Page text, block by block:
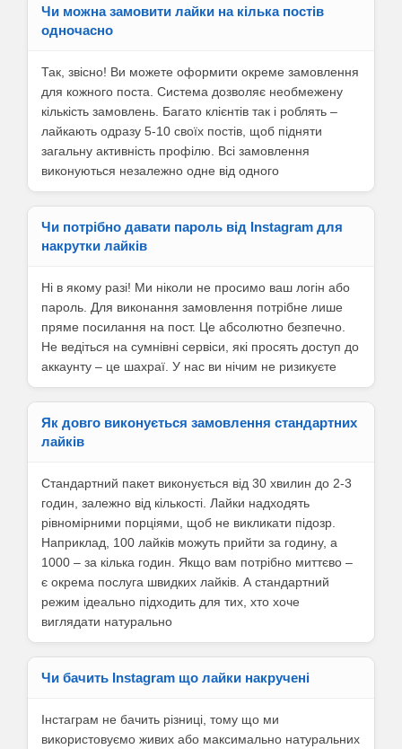
Чи можна замовити лайки на кілька постів
одночасно
Так, звісно! Ви можете оформити окреме замовлення
для кожного поста. Система дозволяє необмежену
кількість замовлень. Багато клієнтів так і роблять –
лайкають одразу 5-10 своїх постів, щоб підняти
загальну активність профілю. Всі замовлення
виконуються незалежно одне від одного
Чи потрібно давати пароль від Instagram для
накрутки лайків
Ні в якому разі! Ми ніколи не просимо ваш логін або
пароль. Для виконання замовлення потрібне лише
пряме посилання на пост. Це абсолютно безпечно.
Не ведіться на сумнівні сервіси, які просять доступ до
аккаунту – це шахраї. У нас ви нічим не ризикуєте
Як довго виконується замовлення стандартних
лайків
Стандартний пакет виконується від 30 хвилин до 2-3
годин, залежно від кількості. Лайки надходять
рівномірними порціями, щоб не викликати підозр.
Наприклад, 100 лайків можуть прийти за годину, а
1000 – за кілька годин. Якщо вам потрібно миттєво –
є окрема послуга швидких лайків. А стандартний
режим ідеально підходить для тих, хто хоче
виглядати натурально
Чи бачить Instagram що лайки накручені
Інстаграм не бачить різниці, тому що ми
використовуємо живих або максимально натуральних